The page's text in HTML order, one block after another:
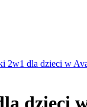
2w1 dla dzieci w